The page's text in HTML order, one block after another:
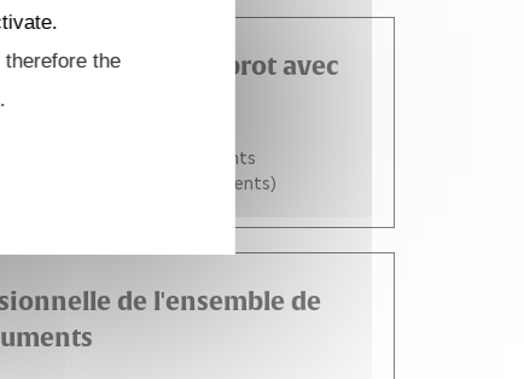
de Mandelbrot avec
mapping of the arguments
avec 'mapping' des arguments)
de l'ensemble de
the